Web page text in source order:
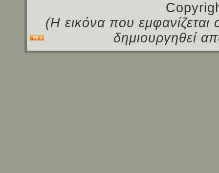
(Η εικόνα που εμφανίζεται
δημιουργηθεί